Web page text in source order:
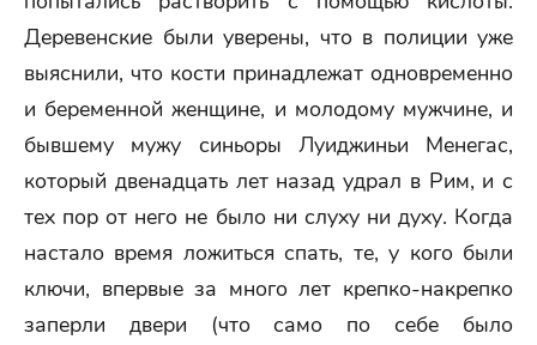
Деревенские были уверены, что в полиции уже
выяснили, что кости принадлежат одновременно
и беременной женщине, и молодому мужчине, и
бывшему мужу синьоры Луиджиньи Менегас,
который двенадцать лет назад удрал в Рим, и с
тех пор от него не было ни слуху ни духу. Когда
настало время ложиться спать, те, у кого были
ключи, впервые за много лет крепко-накрепко
заперли двери (что само по себе было